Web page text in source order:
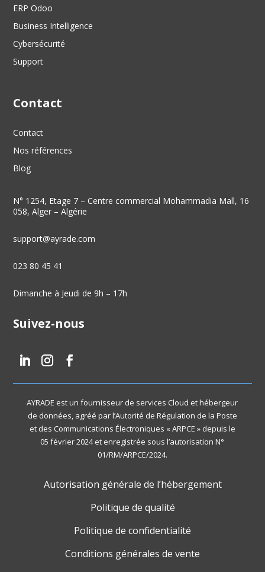
ERP Odoo
Business Intelligence
Cybersécurité
Support
Contact
Contact
Nos références
Blog
N° 1254, Etage 7 – Centre commercial Mohammadia Mall, 16
058, Alger – Algérie
support@ayrade.com
023 80 45 41
Dimanche à Jeudi de 9h – 17h
Suivez-nous
AYRADE est un fournisseur de services Cloud et hébergeur
de données, agréé par l’Autorité de Régulation de la Poste
et des Communications Électroniques « ARPCE » depuis le
05 février 2024 et enregistrée sous l’autorisation N°
01/RM/ARPCE/2024.
Autorisation générale de l’hébergement
Politique de qualité
Politique de confidentialité
Conditions générales de vente